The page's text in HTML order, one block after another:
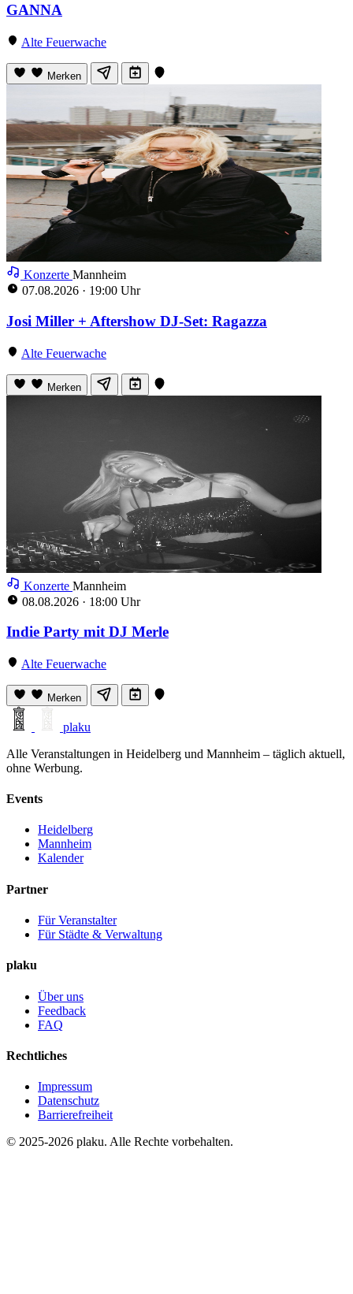
GANNA
Alte Feuerwache
Merken
Konzerte Mannheim
07.08.2026 · 19:00 Uhr
Josi Miller + Aftershow DJ-Set: Ragazza
Alte Feuerwache
Merken
Konzerte Mannheim
08.08.2026 · 18:00 Uhr
Indie Party mit DJ Merle
Alte Feuerwache
Merken
plaku
Alle Veranstaltungen in Heidelberg und Mannheim – täglich aktuell,
ohne Werbung.
Events
Heidelberg
Mannheim
Kalender
Partner
Für Veranstalter
Für Städte & Verwaltung
plaku
Über uns
Feedback
FAQ
Rechtliches
Impressum
Datenschutz
Barrierefreiheit
© 2025-2026 plaku. Alle Rechte vorbehalten.